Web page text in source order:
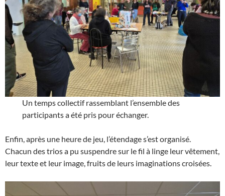
Un temps collectif rassemblant l’ensemble des
participants a été pris pour échanger.
Enfin, après une heure de jeu, l’étendage s’est organisé.
Chacun des trios a pu suspendre sur le fil à linge leur vêtement,
leur texte et leur image, fruits de leurs imaginations croisées.